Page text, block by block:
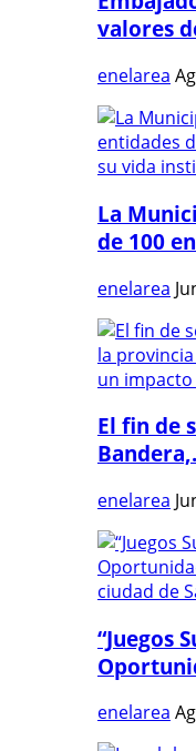
valores
enelarea
La
de 100
enelarea
El fin de
enelarea
“Juegos
enelarea